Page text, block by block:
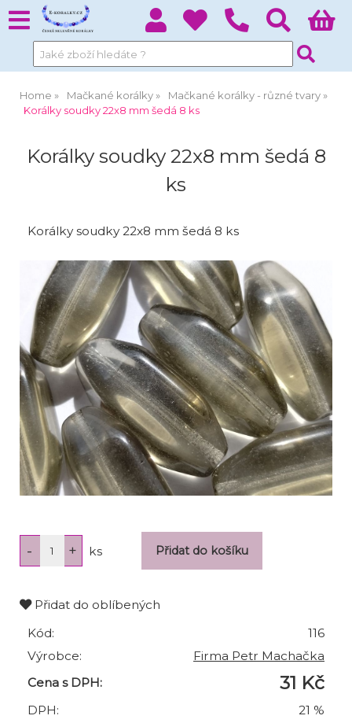
Home Mačkané korálky
Mačkané korálky - různé tvary
Korálky soudky 22x8 mm šedá 8 ks
Korálky soudky 22x8 mm šedá 8
ks
Korálky soudky 22x8 mm šedá 8 ks
ks
Přidat do oblíbených
Kód:
116
Výrobce:
Firma Petr Machačka
Cena s DPH:
31 Kč
DPH:
21 %